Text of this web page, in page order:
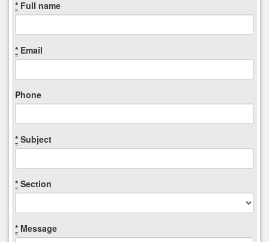
* Full name
* Email
Phone
* Subject
* Section
* Message